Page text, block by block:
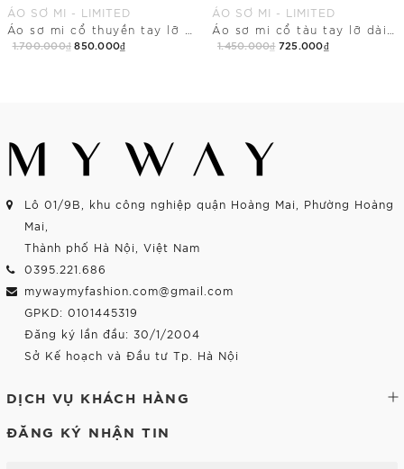
ÁO SƠ MI - LIMITED
1.700.000₫ 850.000₫
ÁO SƠ MI - LIMITED
1.450.000₫ 725.000₫
Lô 01/9B, khu công nghiệp quận Hoàng Mai, Phường Hoàng
Mai,
Thành phố Hà Nội, Việt Nam
0395.221.686
mywaymyfashion.com@gmail.com
GPKD: 0101445319
Đăng ký lần đầu: 30/1/2004
Sở Kế hoạch và Đầu tư Tp. Hà Nội
DỊCH VỤ KHÁCH HÀNG
ĐĂNG KÝ NHẬN TIN